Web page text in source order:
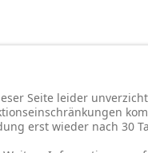
Seite leider
erst wieder nach 30